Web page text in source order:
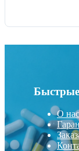
О нас